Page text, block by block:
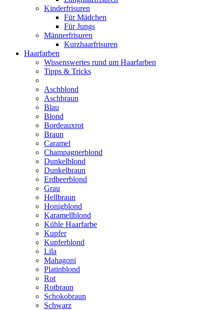
Kinderfrisuren
Für Mädchen
Für Jungs
Männerfrisuren
Kurzhaarfrisuren
Haarfarben
Wissenswertes rund um Haarfarben
Tipps & Tricks
Aschblond
Aschbraun
Blau
Blond
Bordeauxrot
Braun
Caramel
Champagnerblond
Dunkelblond
Dunkelbraun
Erdbeerblond
Grau
Hellbraun
Honigblond
Karamellblond
Kühle Haarfarbe
Kupfer
Kupferblond
Lila
Mahagoni
Platinblond
Rot
Rotbraun
Schokobraun
Schwarz